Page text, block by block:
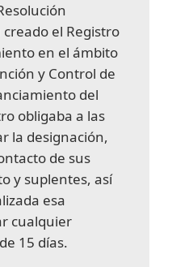
el Registro
en el ámbito
y Control de
del
obligaba a las
la designación,
de sus
y suplentes, así
esa
cualquier
15 días.